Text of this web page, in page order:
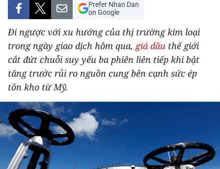
VĂN HÓA
XÃ HỘI
PHÁP LUẬT
DU LỊCH
THẾ GIỚI
THỂ THAO
GIÁO DỤC
Prefer Nhan Dan
on Google
Đi ngược với xu hướng của thị trường kim loại
trong ngày giao dịch hôm qua, giá dầu thế giới
cắt đứt chuỗi suy yếu ba phiên liên tiếp khi bật
tăng trước rủi ro nguồn cung bên cạnh sức ép
tồn kho từ Mỹ.